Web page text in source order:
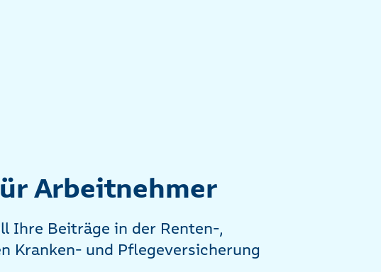
Arbeitnehmer
Ihre Beiträge in der Renten-,
Kranken- und Pflegeversicherung